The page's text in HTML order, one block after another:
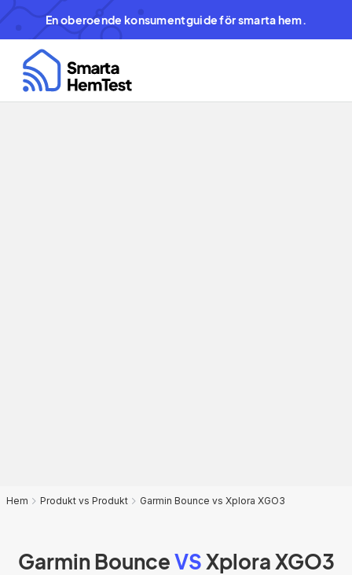
En oberoende konsumentguide för smarta hem.
Hem Produkt vs Produkt Garmin Bounce vs Xplora XGO3
Garmin BounceVSXplora XGO3